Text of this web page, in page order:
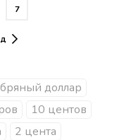
7
доллар
10 центов
2 цента